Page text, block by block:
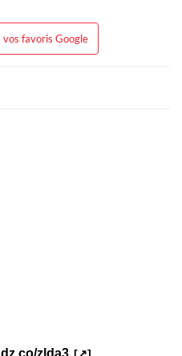
favoris Google